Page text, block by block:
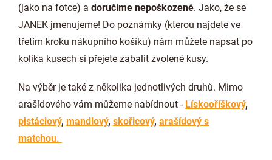
(jako na fotce) a doručíme nepoškozené. Jako, že se
JANEK jmenujeme! Do poznámky (kterou najdete ve
třetím kroku nákupního košíku) nám můžete napsat po
kolika kusech si přejete zabalit zvolené kusy.
Na výběr je také z několika jednotlivých druhů. Mimo
arašídového vám můžeme nabídnout - Lískooříškový,
pistáciový, mandlový, skořicový, arašídový s
matchou.